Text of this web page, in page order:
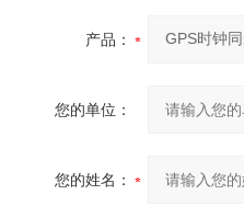
产品：
您的单位：
您的姓名：